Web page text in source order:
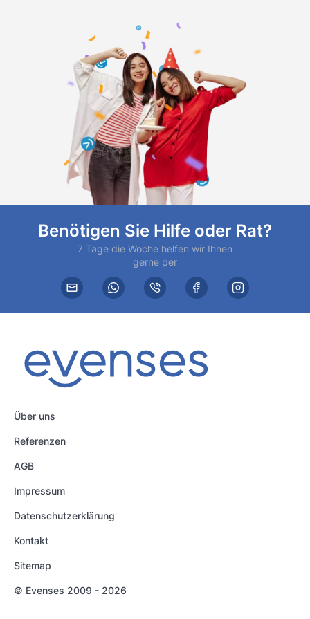
Benötigen Sie Hilfe oder Rat?
7 Tage die Woche helfen wir Ihnen
gerne per
Über uns
Referenzen
AGB
Impressum
Datenschutzerklärung
Kontakt
Sitemap
© Evenses 2009 - 2026